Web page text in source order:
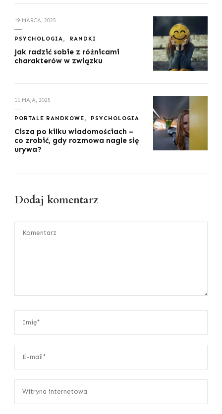
19 MARCA, 2025
PSYCHOLOGIA RANDKI
Jak radzić sobie z różnicami
charakterów w związku
11 MAJA, 2025
PORTALE RANDKOWE PSYCHOLOGIA
Cisza po kilku wiadomościach –
co zrobić, gdy rozmowa nagle się
urywa?
Dodaj komentarz